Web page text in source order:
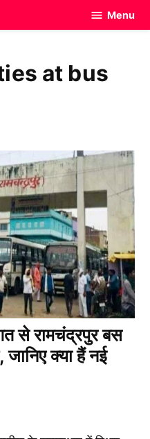
Menu
से रामचंद्रपुर बस
क्या हैं नई